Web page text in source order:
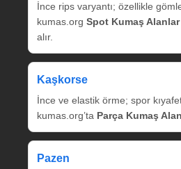
İnce rips varyantı; özellikle
kumas.org Spot Kumaş Alanlar
alır.
Kaşkorse
İnce ve elastik örme; spor
kumas.org’ta Parça Kumaş
Pazen